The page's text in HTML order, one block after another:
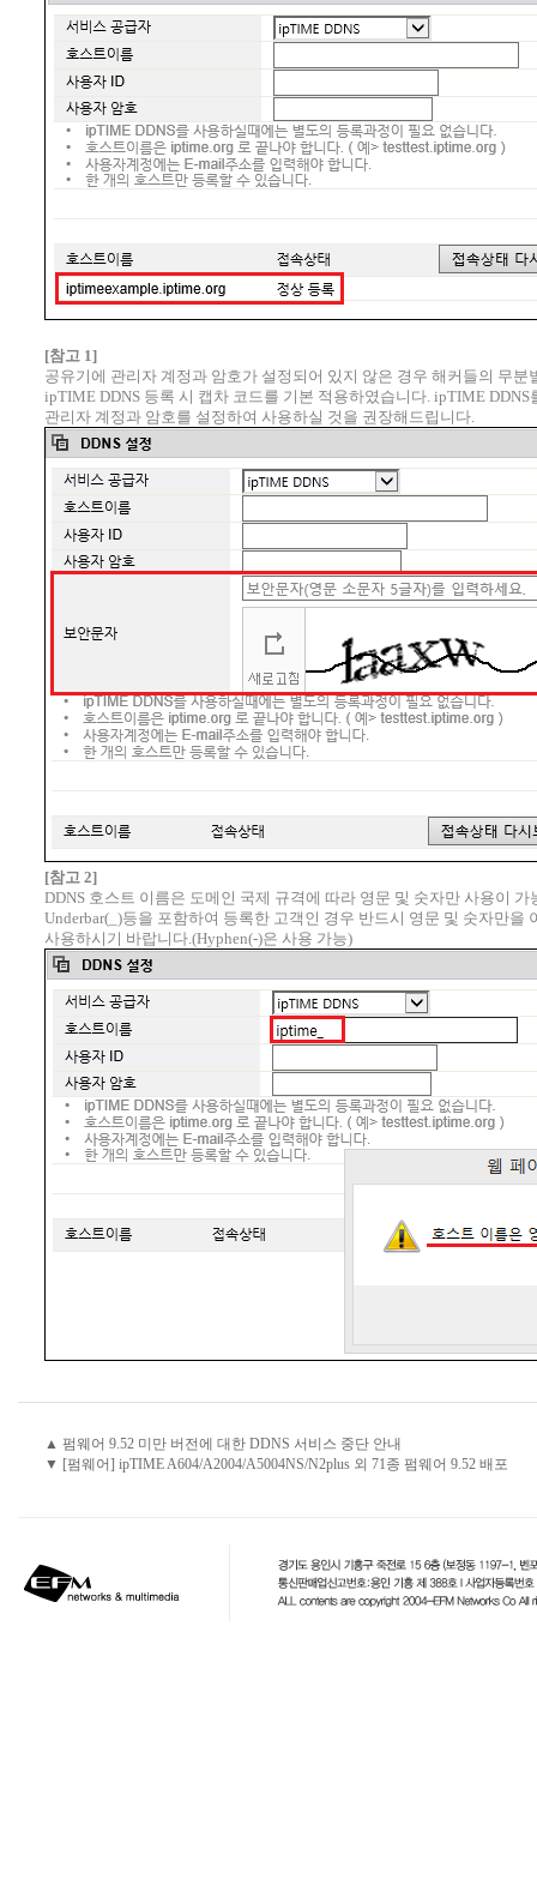
[참고 1]
공유기에 관리자 계정과 암호가 설정되어 있지 않은 경우 해커들의 무
ipTIME DDNS 등록 시 캡차 코드를 기본 적용하였습니다. ipTIME
관리자 계정과 암호를 설정하여 사용하실 것을 권장해드립니다.
[참고 2]
DDNS 호스트 이름은 도메인 국제 규격에 따라 영문 및 숫자만 사용이
Underbar(_)등을 포함하여 등록한 고객인 경우 반드시 영문 및 숫자만을
사용하시기 바랍니다.(Hyphen(-)은 사용 가능)
▲ 펌웨어 9.52 미만 버전에 대한 DDNS 서비스 중단 안내
▼ [펌웨어] ipTIME A604/A2004/A5004NS/N2plus 외 71종 펌웨어 9.52 배포